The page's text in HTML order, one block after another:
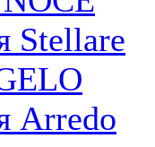
Stellare
Arredo